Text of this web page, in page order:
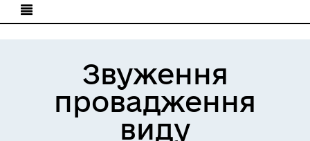
Звуження
провадження
виду